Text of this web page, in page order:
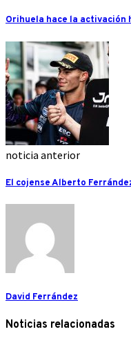
Orihuela hace la activación
noticia anterior
El cojense Alberto
David Ferrández
Noticias relacionadas